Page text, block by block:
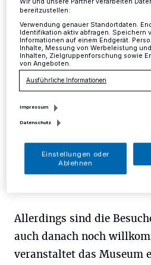
Kreis·Normalerweise schließt
Museum in Mettmann
Pforten. Auch am 18. Januar
Lichter ausgehen.
12.01.2019 , 10:59 Uhr
Allerdings sind die
auch danach noch
veranstaltet das Museum
bereitzustellen:
Verwendung genauer Standortdaten.
Identifikation aktiv abfragen. Speichern
Informationen auf einem Endgerät.
Inhalte, Messung von Werbeleistung
Inhalten, Zielgruppenforschung sowie
von Angeboten.
Ausführliche Informationen
Impressum
Datenschutz
Einstellungen oder
Ablehnen